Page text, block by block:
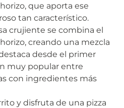
que aporta ese
tan característico.
crujiente se combina el
creando una mezcla
desde el primer
muy popular entre
con ingredientes más
y disfruta de una pizza